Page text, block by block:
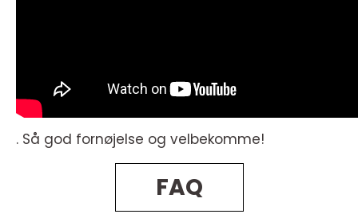
. Så god fornøjelse og velbekomme!
FAQ